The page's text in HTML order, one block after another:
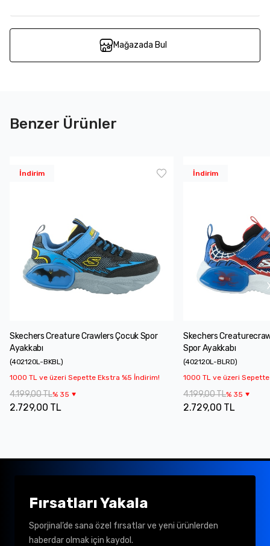
Mağazada Bul
Benzer Ürünler
İndirim
Skechers Creature Crawlers Çocuk Spor
Ayakkabı
(402120L-BKBL)
1000 TL ve üzeri Sepette Ekstra %5 İndirim!
4.199,00 TL% 35
2.729,00 TL
İndirim
Skechers
Spor Ayakkabı
(402120L-BLRD)
1000 TL ve üzeri
4.199,00 TL% 35
2.729,00 TL
Fırsatları Yakala
Sporjinal’de sana özel fırsatlar ve yeni ürünlerden
haberdar olmak için kaydol.